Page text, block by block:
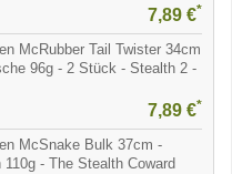
7,89 €*
McRubber Tail Twister 34cm
96g - 2 Stück - Stealth 2 -
7,89 €*
McSnake Bulk 37cm -
- The Stealth Coward